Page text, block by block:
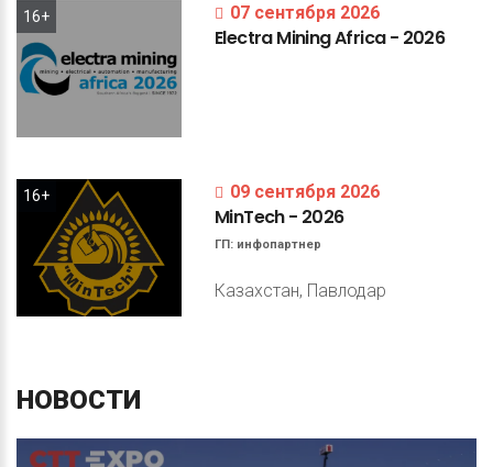
16+ 07 сентября 2026
ElectraMiningAfrica- 2026
16+ 09 сентября 2026
MinTech- 2026
ГП: инфопартнер
Казахстан, Павлодар
НОВОСТИ